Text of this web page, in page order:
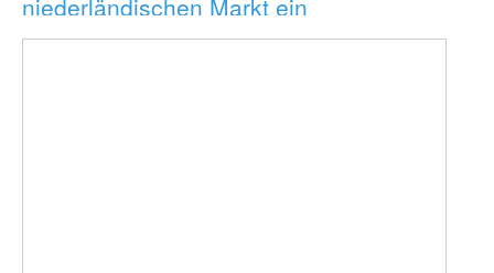
niederländischen Markt ein